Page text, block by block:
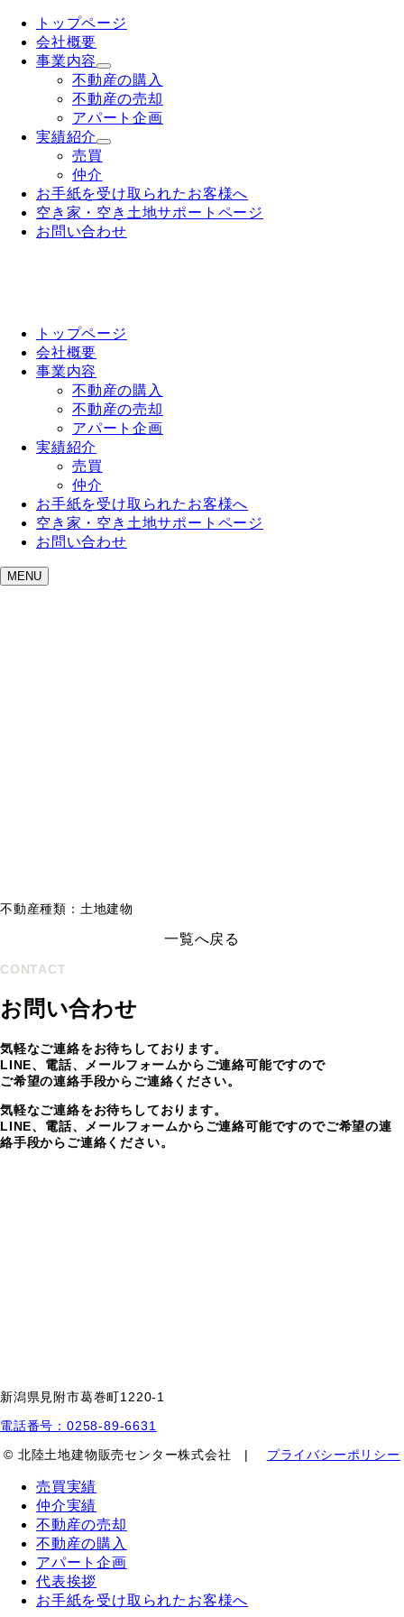
トップページ
会社概要
事業内容
不動産の購入
不動産の売却
アパート企画
実績紹介
売買
仲介
お手紙を受け取られたお客様へ
空き家・空き土地サポートページ
お問い合わせ
トップページ
会社概要
事業内容
不動産の購入
不動産の売却
アパート企画
実績紹介
売買
仲介
お手紙を受け取られたお客様へ
空き家・空き土地サポートページ
お問い合わせ
MENU
不動産種類：土地建物
一覧へ戻る
CONTACT
お問い合わせ
気軽なご連絡をお待ちしております。
LINE、電話、メールフォームからご連絡可能ですので
ご希望の連絡手段からご連絡ください。
気軽なご連絡をお待ちしております。
LINE、電話、メールフォームからご連絡可能ですのでご希望の連
絡手段からご連絡ください。
新潟県見附市葛巻町1220-1
電話番号：0258-89-6631
© 北陸土地建物販売センター株式会社 | プライバシーポリシー
売買実績
仲介実績
不動産の売却
不動産の購入
アパート企画
代表挨拶
お手紙を受け取られたお客様へ